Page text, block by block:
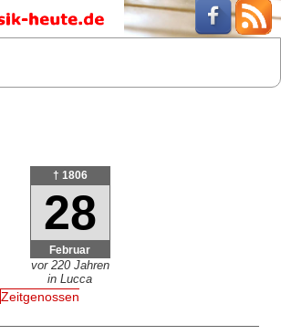
† 1806
28
Februar
vor 220 Jahren
in Lucca
Zeitgenossen